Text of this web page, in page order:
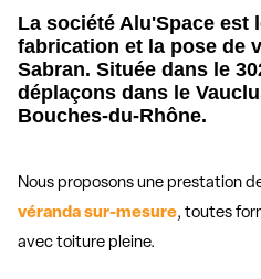
La société Alu'Space est
fabrication et la pose de
Sabran. Située dans le
déplaçons dans le
Bouches-du-Rhône.
Nous proposons une prestation
véranda sur-mesure, toutes
avec toiture pleine.